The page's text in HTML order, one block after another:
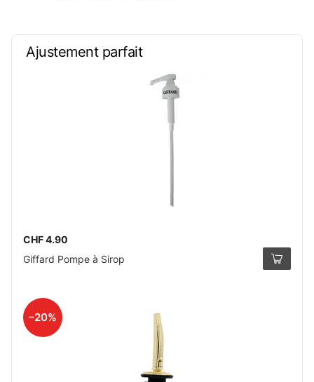
Ajustement parfait
CHF 4.90
Giffard Pompe à Sirop
–20%